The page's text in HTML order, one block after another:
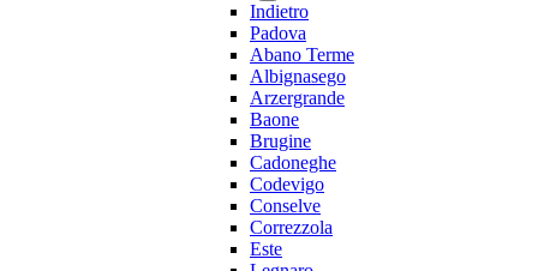
Indietro
Padova
Abano Terme
Albignasego
Arzergrande
Baone
Brugine
Cadoneghe
Codevigo
Conselve
Correzzola
Este